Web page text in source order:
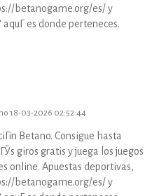
betanogame.org/es/ y
es donde perteneces.
18-03-2026 02:52:44
Betano. Consigue hasta
giros gratis y juega los juegos
online. Apuestas deportivas,
betanogame.org/es/ y